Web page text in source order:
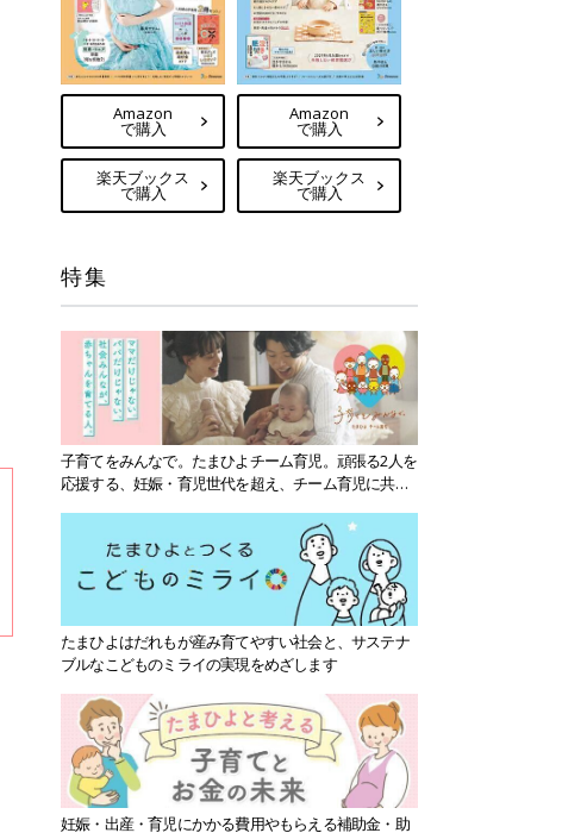
Amazon
で購入
楽天ブックス
で購入
Amazon
で購入
楽天ブックス
で購入
特集
子育てをみんなで。たまひよチーム育児。頑張る2人を
応援する、妊娠・育児世代を超え、チーム育児に共感
たまひよはだれもが産み育てやすい社会と、サステナ
ブルなこどものミライの実現をめざします
妊娠・出産・育児にかかる費用やもらえる補助金・助